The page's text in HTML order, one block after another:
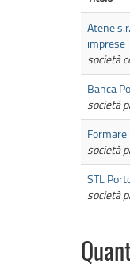
Atene
imprese
società
Banca
società
società
STL
società